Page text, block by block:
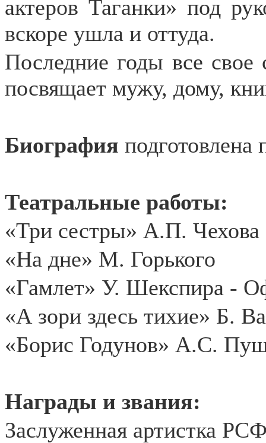
актеров Таганки» под
вскоре ушла и оттуда.
Последние годы все свое
посвящает мужу, дому,
Биография
Театральные работы:
«Три сестры» А.П. Чехова
«На дне» М. Горького
«Гамлет» У. Шекспира -
«А зори здесь тихие» Б.
«Борис Годунов» А.С.
Награды и звания:
Заслуженная артистка